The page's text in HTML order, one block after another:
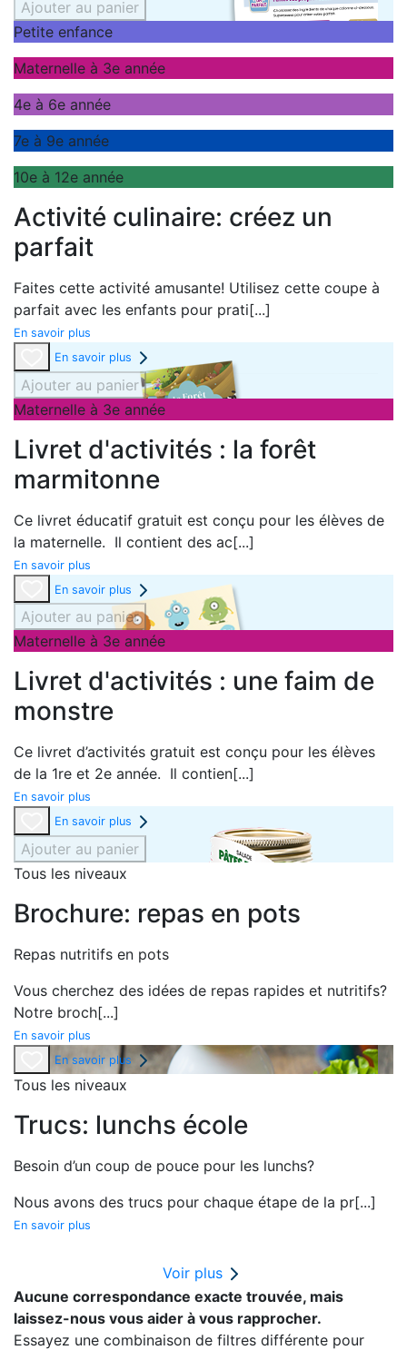
Ajouter au panier
Petite enfance
Maternelle à 3e année
4e à 6e année
7e à 9e année
10e à 12e année
Activité culinaire: créez un
parfait
Faites cette activité amusante! Utilisez cette coupe à
parfait avec les enfants pour prati[...]
En savoir plus
En savoir plus
Ajouter au panier
Maternelle à 3e année
Livret d'activités : la forêt
marmitonne
Ce livret éducatif gratuit est conçu pour les élèves de
la maternelle. Il contient des ac[...]
En savoir plus
En savoir plus
Ajouter au panier
Maternelle à 3e année
Livret d'activités : une faim de
monstre
Ce livret d’activités gratuit est conçu pour les élèves
de la 1re et 2e année. Il contien[...]
En savoir plus
En savoir plus
Ajouter au panier
Tous les niveaux
Brochure: repas en pots
Repas nutritifs en pots
Vous cherchez des idées de repas rapides et nutritifs?
Notre broch[...]
En savoir plus
En savoir plus
Tous les niveaux
Trucs: lunchs école
Besoin d’un coup de pouce pour les lunchs?
Nous avons des trucs pour chaque étape de la pr[...]
En savoir plus
Voir plus
Aucune correspondance exacte trouvée, mais
laissez-nous vous aider à vous rapprocher.
Essayez une combinaison de filtres différente pour